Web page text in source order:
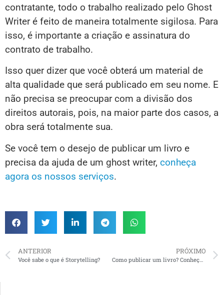
contratante, todo o trabalho realizado pelo Ghost
Writer é feito de maneira totalmente sigilosa. Para
isso, é importante a criação e assinatura do
contrato de trabalho.
Isso quer dizer que você obterá um material de
alta qualidade que será publicado em seu nome. E
não precisa se preocupar com a divisão dos
direitos autorais, pois, na maior parte dos casos, a
obra será totalmente sua.
Se você tem o desejo de publicar um livro e
precisa da ajuda de um ghost writer, conheça
agora os nossos serviços.
ANTERIOR
Você sabe o que é Storytelling?
PRÓXIMO
Como publicar um livro? Conheça 5 formas